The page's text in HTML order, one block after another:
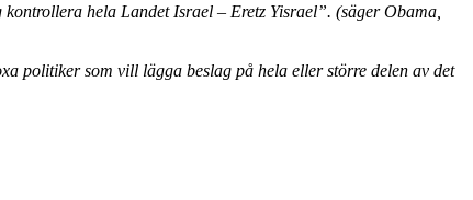
hela Landet Israel – Eretz Yisrael”. (säger Obama,
politiker som vill lägga beslag på hela eller större delen av det